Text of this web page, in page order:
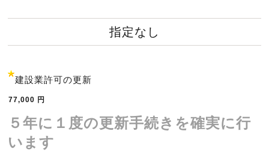
指定なし
建設業許可の更新
77,000 円
５年に１度の更新手続きを確実に行
います